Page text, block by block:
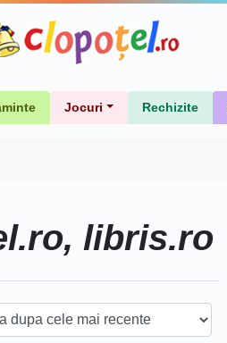
Jocuri Rechizite
libris.ro